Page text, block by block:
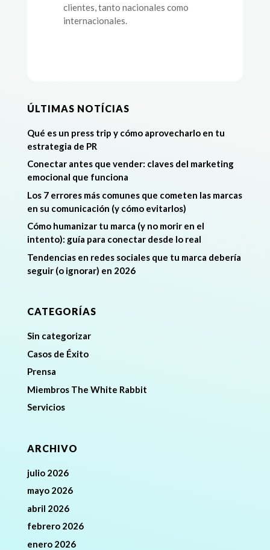
clientes, tanto nacionales como
internacionales.
ÚLTIMAS NOTÍCIAS
Qué es un press trip y cómo aprovecharlo en tu
estrategia de PR
Conectar antes que vender: claves del marketing
emocional que funciona
Los 7 errores más comunes que cometen las marcas
en su comunicación (y cómo evitarlos)
Cómo humanizar tu marca (y no morir en el
intento): guía para conectar desde lo real
Tendencias en redes sociales que tu marca debería
seguir (o ignorar) en 2026
CATEGORÍAS
Sin categorizar
Casos de Éxito
Prensa
Miembros The White Rabbit
Servicios
ARCHIVO
julio 2026
mayo 2026
abril 2026
febrero 2026
enero 2026